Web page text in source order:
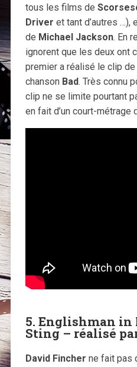
tous les films de
Driver et tant d’autres …),
de Michael Jackson. En
ignorent que les deux ont
premier a réalisé le clip
chanson Bad. Très connu
clip ne se limite pourtant
en fait d’un court-métrage
5. Englishman in
Sting – réalisé
David Fincher ne fait pas